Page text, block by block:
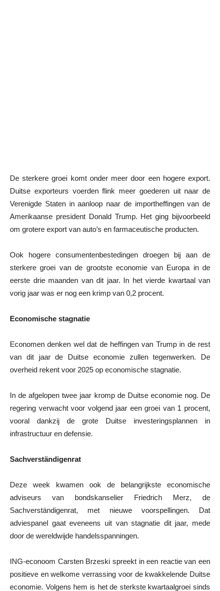
De sterkere groei komt onder meer door een hogere export.
Duitse exporteurs voerden flink meer goederen uit naar de
Verenigde Staten in aanloop naar de importheffingen van de
Amerikaanse president Donald Trump. Het ging bijvoorbeeld
om grotere export van auto’s en farmaceutische producten.
Ook hogere consumentenbestedingen droegen bij aan de
sterkere groei van de grootste economie van Europa in de
eerste drie maanden van dit jaar. In het vierde kwartaal van
vorig jaar was er nog een krimp van 0,2 procent.
Economische stagnatie
Economen denken wel dat de heffingen van Trump in de rest
van dit jaar de Duitse economie zullen tegenwerken. De
overheid rekent voor 2025 op economische stagnatie.
In de afgelopen twee jaar kromp de Duitse economie nog. De
regering verwacht voor volgend jaar een groei van 1 procent,
vooral dankzij de grote Duitse investeringsplannen in
infrastructuur en defensie.
Sachverständigenrat
Deze week kwamen ook de belangrijkste economische
adviseurs van bondskanselier Friedrich Merz, de
Sachverständigenrat, met nieuwe voorspellingen. Dat
adviespanel gaat eveneens uit van stagnatie dit jaar, mede
door de wereldwijde handelsspanningen.
ING-econoom Carsten Brzeski spreekt in een reactie van een
positieve en welkome verrassing voor de kwakkelende Duitse
economie. Volgens hem is het de sterkste kwartaalgroei sinds